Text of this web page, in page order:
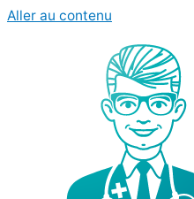
Aller au contenu